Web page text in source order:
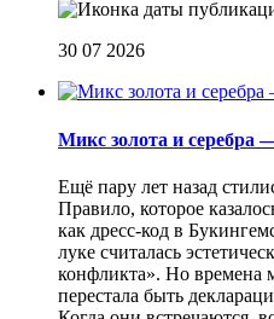
30 07 2026
Микс золота и
Ещё пару лет назад
Правило, которое
как дресс-код в
луке считалась
конфликта». Но времена
перестала быть